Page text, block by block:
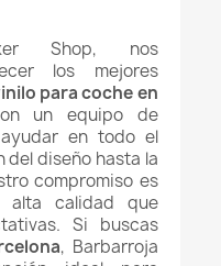
Shop, nos
los mejores
para coche en
un equipo de
en todo el
del diseño hasta la
compromiso es
alta calidad que
Si buscas
, Barbarroja